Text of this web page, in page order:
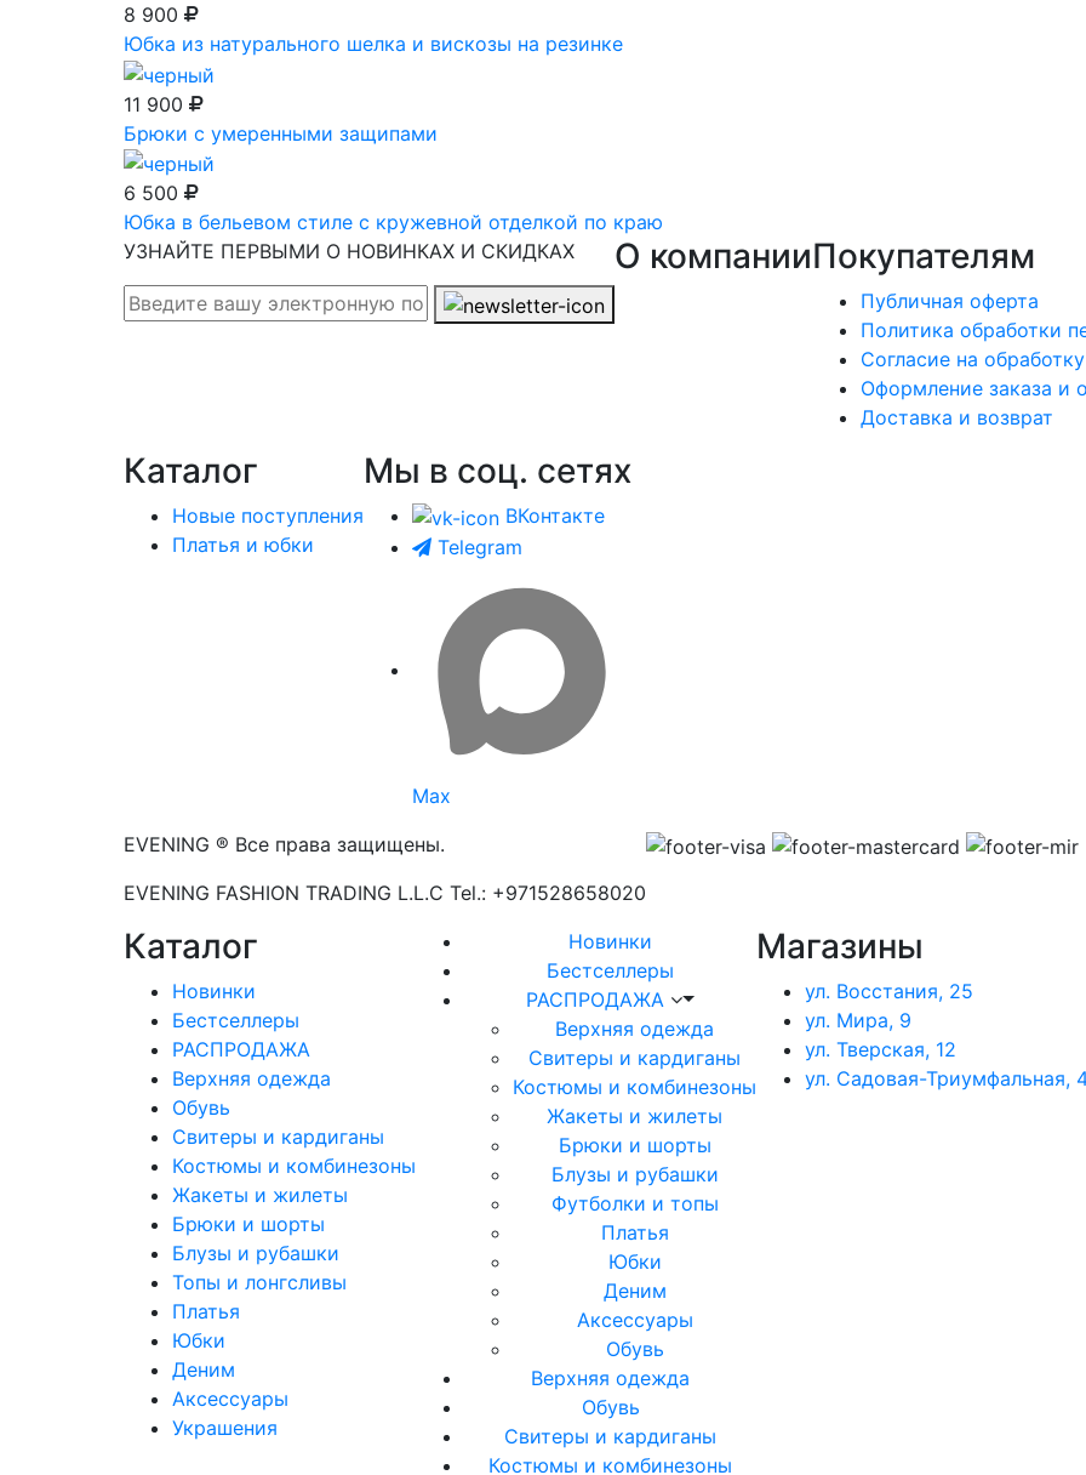
8 900
Юбка из натурального шелка и вискозы на резинке
11 900
Брюки с умеренными защипами
6 500
Юбка в бельевом стиле с кружевной отделкой по краю
УЗНАЙТЕ ПЕРВЫМИ О НОВИНКАХ И СКИДКАХ
О компанииПокупателям
Публичная оферта
Политика обработки
Согласие на
Оформление заказа и
Доставка и возврат
Каталог
Новые поступления
Платья и юбки
Мы в соц. сетях
ВКонтакте
Telegram
Max
EVENING ® Все права защищены.
EVENING FASHION TRADING L.L.C Tel.: +971528658020
Каталог
Новинки
Бестселлеры
РАСПРОДАЖА
Верхняя одежда
Обувь
Свитеры и кардиганы
Костюмы и комбинезоны
Жакеты и жилеты
Брюки и шорты
Блузы и рубашки
Топы и лонгсливы
Платья
Юбки
Деним
Аксессуары
Украшения
Новинки
Бестселлеры
РАСПРОДАЖА
Верхняя одежда
Свитеры и кардиганы
Костюмы и комбинезоны
Жакеты и жилеты
Брюки и шорты
Блузы и рубашки
Футболки и топы
Платья
Юбки
Деним
Аксессуары
Обувь
Верхняя одежда
Обувь
Свитеры и кардиганы
Костюмы и комбинезоны
Магазины
ул. Восстания, 25
ул. Мира, 9
ул. Тверская, 12
ул. Садовая-Триумфальная,